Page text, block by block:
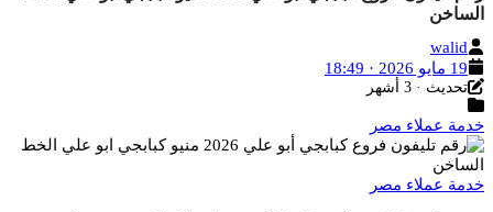
الساخن
الكاتب
walid
تاريخ
النشر
19 مايو 2026 · 18:49
آخر
تحديث · 3 أشهر
خدمة عملاء مصر
خدمة عملاء مصر